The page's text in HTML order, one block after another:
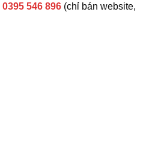
0395 546 896 (chỉ bán website,